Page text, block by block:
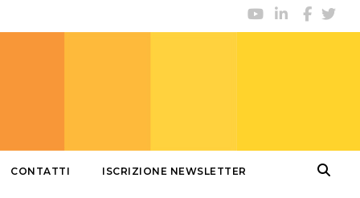
CONTATTI ISCRIZIONE NEWSLETTER